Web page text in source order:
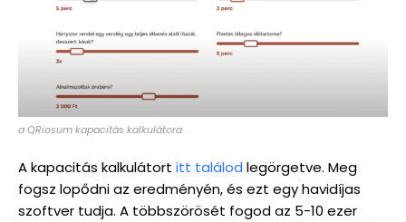
a QRiosum kapacitás kalkulátora
A kapacitás kalkulátort itt találod legörgetve. Meg
fogsz lopődni az eredményén, és ezt egy havidíjas
szoftver tudja. A többszörösét fogod az 5-10 ezer